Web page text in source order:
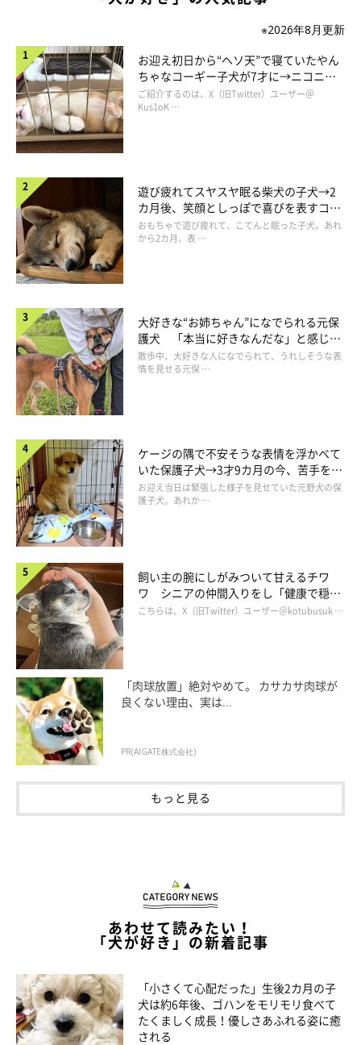
※2026年8月更新
お迎え初日から“ヘソ天”で寝ていたやん
ちゃなコーギー子犬が7才に→ニコニ
コ“コーギースマイル”が魅力のコに成
長！
ご紹介するのは、X（旧Twitter）ユーザー＠
Kus1oK …
遊び疲れてスヤスヤ眠る柴犬の子犬→2
カ月後、笑顔としっぽで喜びを表すコに
成長！
おもちゃで遊び疲れて、こてんと眠った子犬。あれ
から2カ月、表 …
大好きな“お姉ちゃん”になでられる元保
護犬 「本当に好きなんだな」と感じる
表情にほっこり
散歩中、大好きな人になでられて、うれしそうな表
情を見せる元保 …
ケージの隅で不安そうな表情を浮かべて
いた保護子犬→3才9カ月の今、苦手を克
服し頼もしいコに成長！
お迎え当日は緊張した様子を見せていた元野犬の保
護子犬。あれか …
飼い主の腕にしがみついて甘えるチワ
ワ シニアの仲間入りをし「健康で穏や
かな暮らしが続いてほしい」と願う
こちらは、X（旧Twitter）ユーザー＠kotubusuk …
「肉球放置」絶対やめて。 カサカサ肉球が
良くない理由、実は...
PR(AIGATE株式会社)
もっと見る
あわせて読みたい！
「犬が好き」の新着記事
「小さくて心配だった」生後2カ月の子
犬は約6年後、ゴハンをモリモリ食べて
たくましく成長！優しさあふれる姿に癒
される